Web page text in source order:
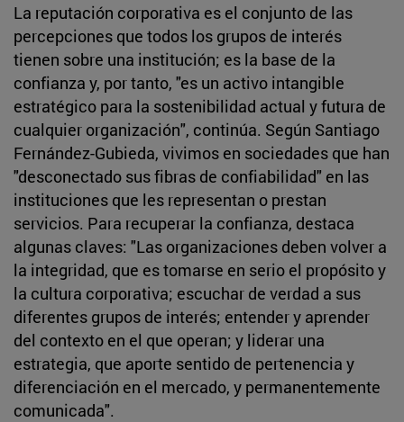
La reputación corporativa es el conjunto de las
percepciones que todos los grupos de interés
tienen sobre una institución; es la base de la
confianza y, por tanto, "es un activo intangible
estratégico para la sostenibilidad actual y futura de
cualquier organización", continúa. Según Santiago
Fernández-Gubieda, vivimos en sociedades que han
"desconectado sus fibras de confiabilidad" en las
instituciones que les representan o prestan
servicios. Para recuperar la confianza, destaca
algunas claves: "Las organizaciones deben volver a
la integridad, que es tomarse en serio el propósito y
la cultura corporativa; escuchar de verdad a sus
diferentes grupos de interés; entender y aprender
del contexto en el que operan; y liderar una
estrategia, que aporte sentido de pertenencia y
diferenciación en el mercado, y permanentemente
comunicada".